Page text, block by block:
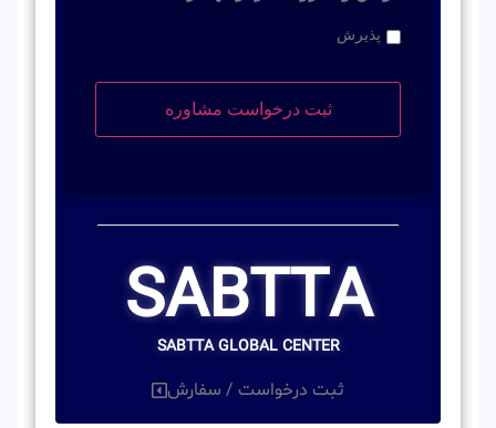
پذیرش
SABTTA
SABTTA GLOBAL CENTER
ثبت درخواست / سفارش